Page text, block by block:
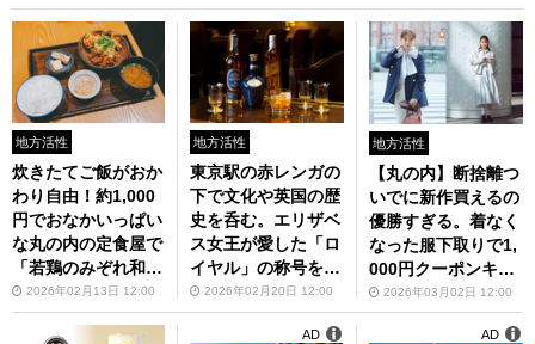
ア
地方活性
炊きたてご飯がおか
わり自由！約1,000
円でおなかいっぱい
な丸の内の定食屋で
「若鶏のみぞれ和え
定食」ランチ！
2026年02月13日 12:00
地方活性
東京駅の赤レンガの
下で文化や英国の歴
史を呑む。エリザベ
ス女王が愛した「ロ
イヤル」の称号を持
つスコッチウイスキ
ー
2026年02月20日 12:00
地方活性
【丸の内】断捨離つ
いでに新作買えるの
優勝すぎる。着なく
なった服下取りで1,
000円クーポンキャ
ンペーン
2026年03月02日 12:00
AD AD